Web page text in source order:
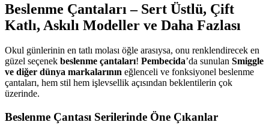
Beslenme Çantaları – Sert Üstlü, Çift
Katlı, Askılı Modeller ve Daha Fazlası
Okul günlerinin en tatlı molası öğle arasıysa, onu renklendirecek en
güzel seçenek beslenme çantaları! Pembecida’da sunulan Smiggle
ve diğer dünya markalarının eğlenceli ve fonksiyonel beslenme
çantaları, hem stil hem işlevsellik açısından beklentilerin çok
üzerinde.
Beslenme Çantası Serilerinde Öne Çıkanlar